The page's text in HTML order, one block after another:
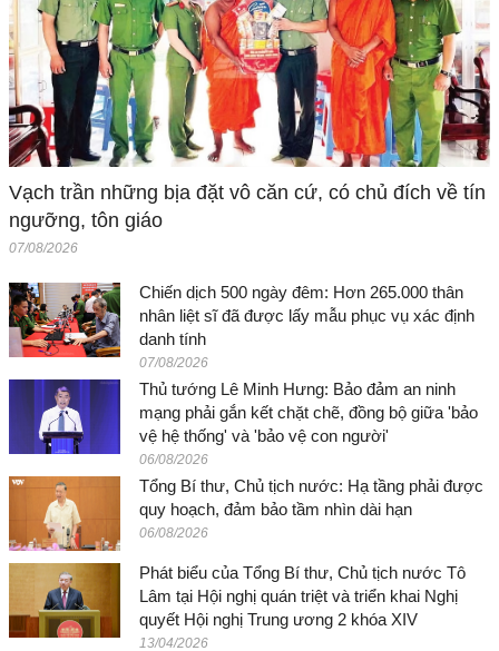
Vạch trần những bịa đặt vô căn cứ, có chủ đích về tín
ngưỡng, tôn giáo
07/08/2026
Chiến dịch 500 ngày đêm: Hơn 265.000 thân
nhân liệt sĩ đã được lấy mẫu phục vụ xác định
danh tính
07/08/2026
Thủ tướng Lê Minh Hưng: Bảo đảm an ninh
mạng phải gắn kết chặt chẽ, đồng bộ giữa 'bảo
vệ hệ thống' và 'bảo vệ con người'
06/08/2026
Tổng Bí thư, Chủ tịch nước: Hạ tầng phải được
quy hoạch, đảm bảo tầm nhìn dài hạn
06/08/2026
Phát biểu của Tổng Bí thư, Chủ tịch nước Tô
Lâm tại Hội nghị quán triệt và triển khai Nghị
quyết Hội nghị Trung ương 2 khóa XIV
13/04/2026